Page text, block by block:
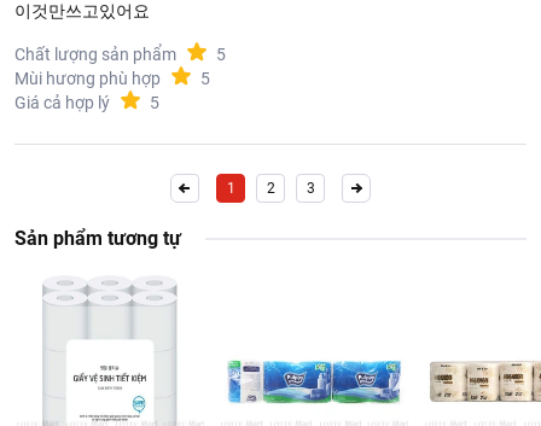
이것만쓰고있어요
Chất lượng sản phẩm
5
Mùi hương phù hợp
5
Giá cả hợp lý
5
1 2 3
Sản phẩm tương tự